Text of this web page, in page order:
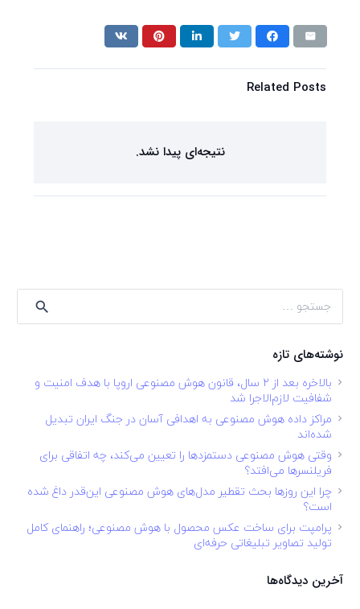
Related Posts
نتیجه‌ای پیدا نشد.
برای:
نوشته‌های تازه
بالاخره بعد از ۲ سال، قانون هوش مصنوعی اروپا با هدف امنیت و
شفافیت لازم‌الاجرا شد
مراکز داده هوش مصنوعی به اهدافی آسان در جنگ ایران تبدیل
شده‌اند
وقتی هوش مصنوعی دستمزدها را تعیین می‌کند، چه اتفاقی برای
فریلنسرها می‌افتد؟
چرا این روزها بحث تقطیر مدل‌های هوش مصنوعی این‌قدر داغ شده
است؟
پرامپت برای ساخت عکس محصول با هوش مصنوعی؛ راهنمای کامل
تولید تصاویر تبلیغاتی حرفه‌ای
آخرین دیدگاه‌ها